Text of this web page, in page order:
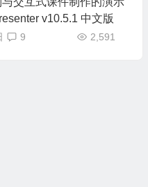
v10.5.1 中文版
2,591
9